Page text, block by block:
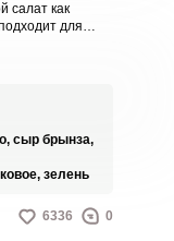
салат как
для
сыр брынза,
зелень
6336 0